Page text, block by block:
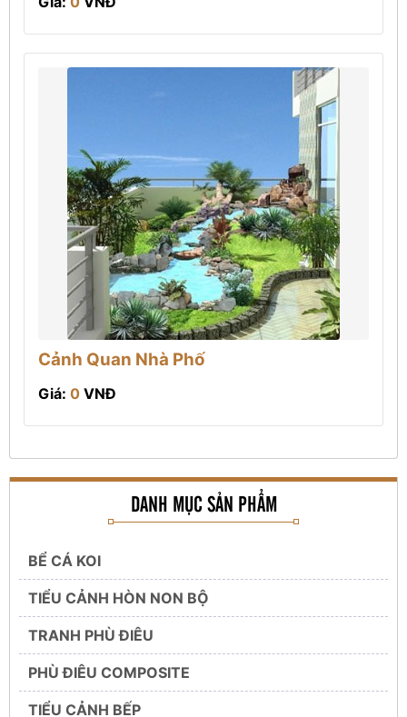
Cảnh Quan Nhà Phố
Giá: 0 VNĐ
DANH MỤC SẢN PHẨM
BỂ CÁ KOI
TIỂU CẢNH HÒN NON BỘ
TRANH PHÙ ĐIÊU
PHÙ ĐIÊU COMPOSITE
TIỂU CẢNH BẾP